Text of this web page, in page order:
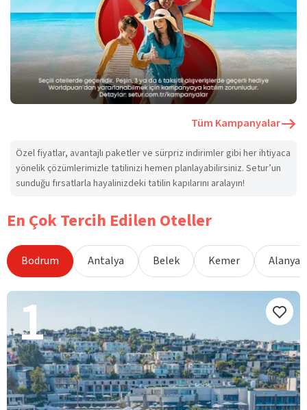
Tüm Kampanyalar
Özel fiyatlar, avantajlı paketler ve sürpriz indirimler gibi her ihtiyaca
yönelik çözümlerimizle tatilinizi hemen planlayabilirsiniz. Setur’un
sunduğu fırsatlarla hayalinizdeki tatilin kapılarını aralayın!
En Çok Tercih Edilen Oteller
Bodrum Antalya Belek Kemer Alanya
1